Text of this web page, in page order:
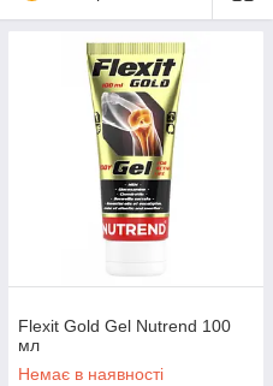
Flexit Gold Gel Nutrend 100
мл
Немає в наявності